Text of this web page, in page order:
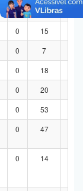
0 12
0 15
0 7
0 18
0 20
0 53
0 47
0 14